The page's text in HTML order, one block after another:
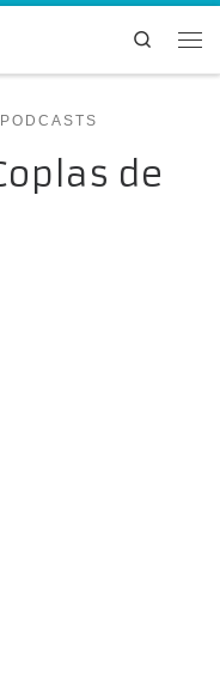
Search
PODCASTS
de